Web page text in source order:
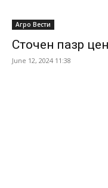
Агро Вести
Сточен пазр
June 12, 2024 11:38